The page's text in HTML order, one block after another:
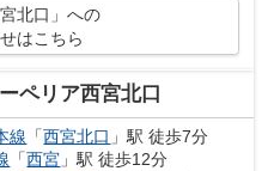
北口」への
はこちら
ペリア西宮北口
線 「西宮北口 」駅 徒歩7分
「西宮 」駅 徒歩12分